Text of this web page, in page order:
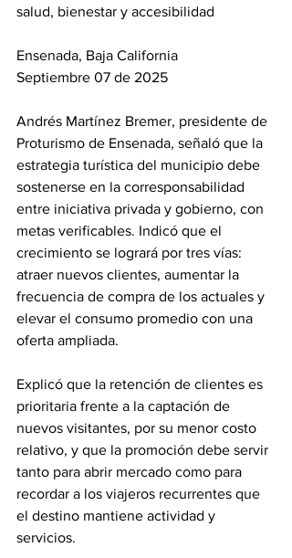
salud, bienestar y accesibilidad
Ensenada, Baja California
Septiembre 07 de 2025
Andrés Martínez Bremer, presidente de
Proturismo de Ensenada, señaló que la
estrategia turística del municipio debe
sostenerse en la corresponsabilidad
entre iniciativa privada y gobierno, con
metas verificables. Indicó que el
crecimiento se logrará por tres vías:
atraer nuevos clientes, aumentar la
frecuencia de compra de los actuales y
elevar el consumo promedio con una
oferta ampliada.
Explicó que la retención de clientes es
prioritaria frente a la captación de
nuevos visitantes, por su menor costo
relativo, y que la promoción debe servir
tanto para abrir mercado como para
recordar a los viajeros recurrentes que
el destino mantiene actividad y
servicios.